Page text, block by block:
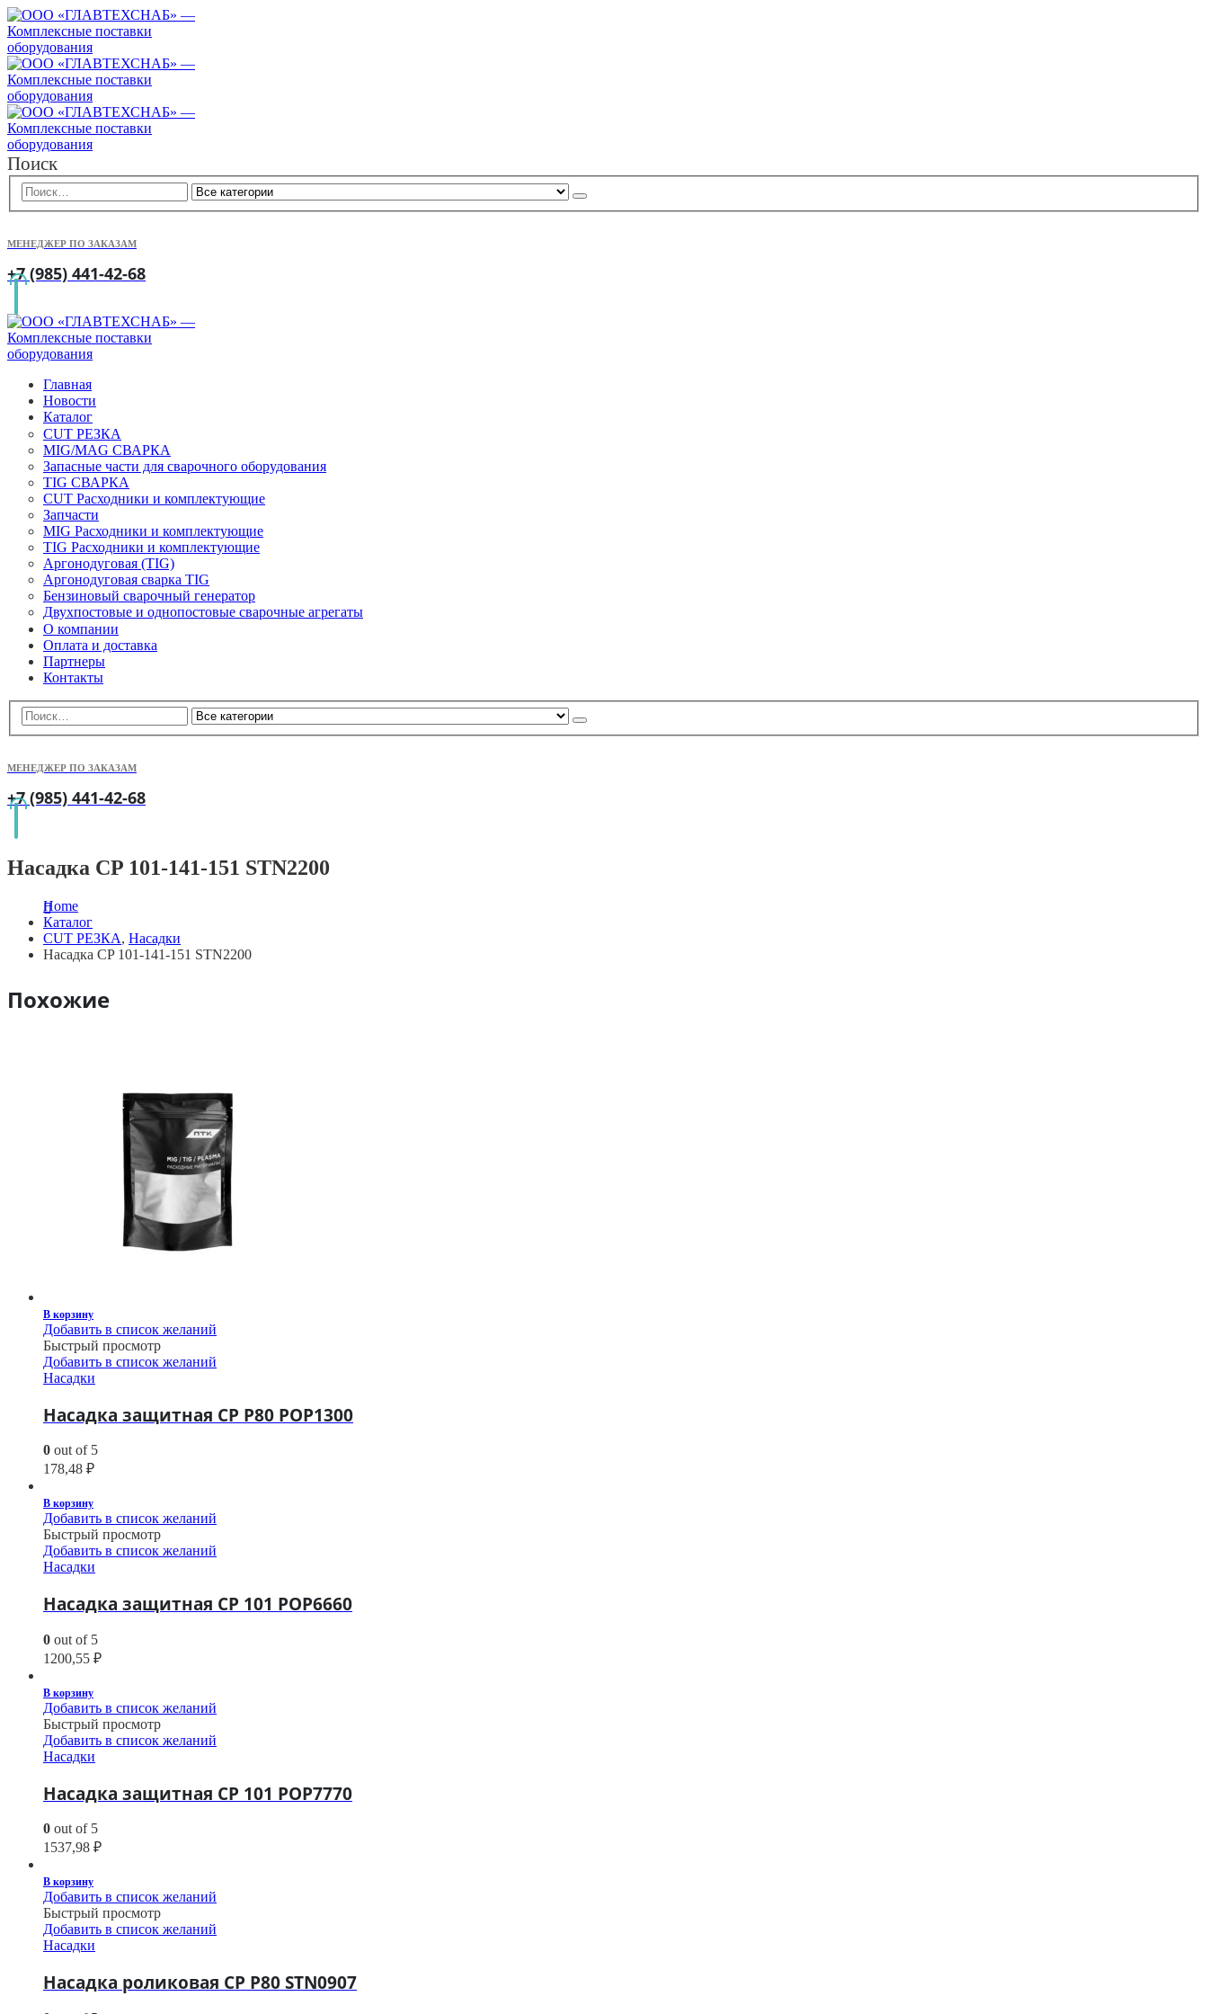
Поиск
МЕНЕДЖЕР ПО ЗАКАЗАМ
+7 (985) 441-42-68
Главная
Новости
Каталог
CUT РЕЗКА
MIG/MAG СВАРКА
Запасные части для сварочного оборудования
TIG СВАРКА
CUT Расходники и комплектующие
Запчасти
MIG Расходники и комплектующие
TIG Расходники и комплектующие
Аргонодуговая (TIG)
Аргонодуговая сварка TIG
Бензиновый сварочный генератор
Двухпостовые и однопостовые сварочные агрегаты
О компании
Оплата и доставка
Партнеры
Контакты
МЕНЕДЖЕР ПО ЗАКАЗАМ
+7 (985) 441-42-68
Насадка CP 101-141-151 STN2200
Home
Каталог
CUT РЕЗКА, Насадки
Насадка CP 101-141-151 STN2200
Похожие
В корзину
Добавить в список желаний
Быстрый просмотр
Добавить в список желаний
Насадки
Насадка защитная CP P80 POP1300
0 out of 5
178,48 ₽
В корзину
Добавить в список желаний
Быстрый просмотр
Добавить в список желаний
Насадки
Насадка защитная CP 101 POP6660
0 out of 5
1200,55 ₽
В корзину
Добавить в список желаний
Быстрый просмотр
Добавить в список желаний
Насадки
Насадка защитная CP 101 POP7770
0 out of 5
1537,98 ₽
В корзину
Добавить в список желаний
Быстрый просмотр
Добавить в список желаний
Насадки
Насадка роликовая CP P80 STN0907